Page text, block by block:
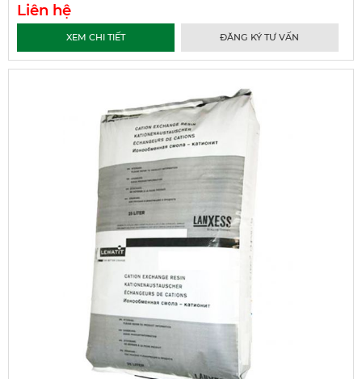
Liên hệ
XEM CHI TIẾT ĐĂNG KÝ TƯ VẤN